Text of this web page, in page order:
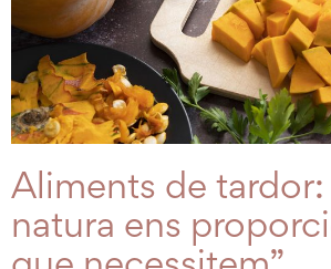
Aliments de tardor:
natura ens